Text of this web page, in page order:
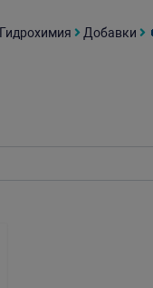
Гидрохимия Добавки